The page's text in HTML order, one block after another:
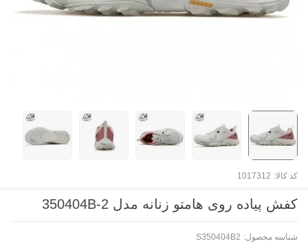
کد کالا: 1017312
کفش پیاده روی هامتو زنانه مدل 350404B-2
شناسه محصول: S350404B2